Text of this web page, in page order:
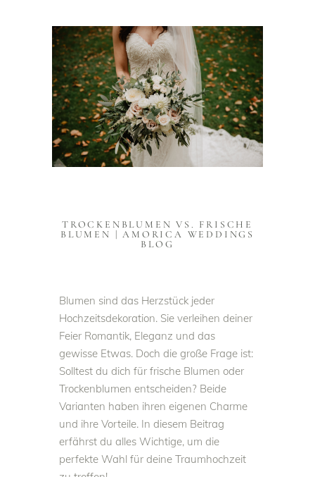
TROCKENBLUMEN VS. FRISCHE
BLUMEN | AMORICA WEDDINGS
BLOG
Blumen sind das Herzstück jeder
Hochzeitsdekoration. Sie verleihen deiner
Feier Romantik, Eleganz und das
gewisse Etwas. Doch die große Frage ist:
Solltest du dich für frische Blumen oder
Trockenblumen entscheiden? Beide
Varianten haben ihren eigenen Charme
und ihre Vorteile. In diesem Beitrag
erfährst du alles Wichtige, um die
perfekte Wahl für deine Traumhochzeit